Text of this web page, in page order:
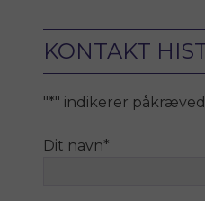
KONTAKT
"*" indikerer
Dit navn*